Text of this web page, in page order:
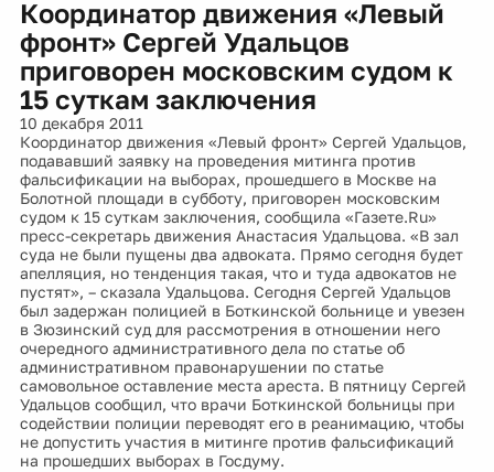
Координатор движения «Левый
фронт» Сергей Удальцов
приговорен московским судом к
15 суткам заключения
10 декабря 2011
Координатор движения «Левый фронт» Сергей Удальцов,
подававший заявку на проведения митинга против
фальсификации на выборах, прошедшего в Москве на
Болотной площади в субботу, приговорен московским
судом к 15 суткам заключения, сообщила «Газете.Ru»
пресс-секретарь движения Анастасия Удальцова. «В зал
суда не были пущены два адвоката. Прямо сегодня будет
апелляция, но тенденция такая, что и туда адвокатов не
пустят», – сказала Удальцова. Сегодня Сергей Удальцов
был задержан полицией в Боткинской больнице и увезен
в Зюзинский суд для рассмотрения в отношении него
очередного административного дела по статье об
административном правонарушении по статье
самовольное оставление места ареста. В пятницу Сергей
Удальцов сообщил, что врачи Боткинской больницы при
содействии полиции переводят его в реанимацию, чтобы
не допустить участия в митинге против фальсификаций
на прошедших выборах в Госдуму.